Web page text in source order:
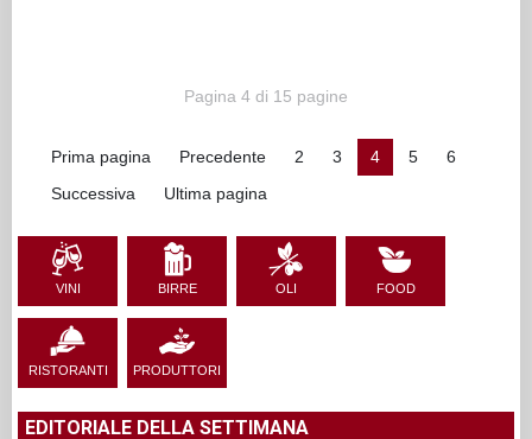
Pagina 4 di 15 pagine
Prima pagina Precedente 2 3 4 5
6
Successiva
Ultima pagina
VINI BIRRE OLI FOOD
RISTORANTI PRODUTTORI
EDITORIALE DELLA SETTIMANA